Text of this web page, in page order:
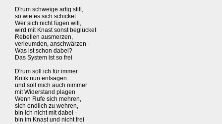
D'rum schweige artig still,
so wie es sich schicket
Wer sich nicht fügen will,
wird mit Knast sonst beglücket
Rebellen ausmerzen,
verleumden, anschwärzen -
Was ist schon dabei?
Das System ist so frei
D'rum soll ich für immer
Kritik nun entsagen
und soll mich auch nimmer
mit Widerstand plagen
Wenn Rufe sich mehren,
sich endlich zu wehren,
bin ich nicht mit dabei -
bin im Knast und nicht frei